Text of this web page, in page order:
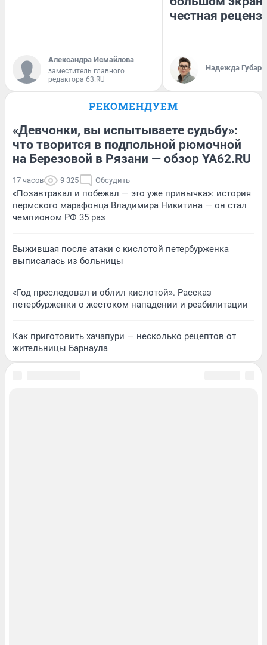
Александра Исмайлова
заместитель главного
редактора 63.RU
честная
Надежда Губарь
РЕКОМЕНДУЕМ
«Девчонки, вы испытываете судьбу»:
что творится в подпольной рюмочной
на Березовой в Рязани — обзор YA62.RU
17 часов 9 325 Обсудить
«Позавтракал и побежал — это уже привычка»: история
пермского марафонца Владимира Никитина — он стал
чемпионом РФ 35 раз
Выжившая после атаки с кислотой петербурженка
выписалась из больницы
«Год преследовал и облил кислотой». Рассказ
петербурженки о жестоком нападении и реабилитации
Как приготовить хачапури — несколько рецептов от
жительницы Барнаула